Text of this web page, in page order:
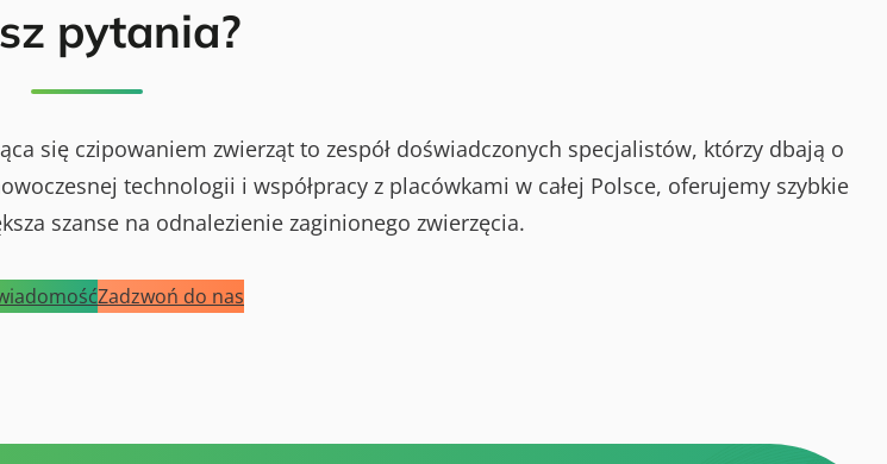
pytania?
się czipowaniem zwierząt to zespół doświadczonych specjalistów, którzy dbają o
technologii i współpracy z placówkami w całej Polsce, oferujemy szybkie
szanse na odnalezienie zaginionego zwierzęcia.
Zadzwoń do nas